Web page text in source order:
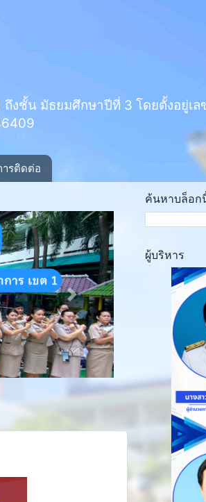
งชั้น มัธยมศึกษาปีที่ 3 โดยตั้งอยู่เ
รติดต่อ
Next
ค้นหาบล็อก
ผู้บริหาร